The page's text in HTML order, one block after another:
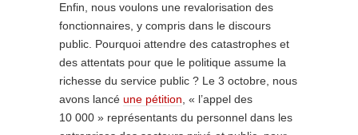
Enfin, nous voulons une revalorisation des
fonctionnaires, y compris dans le discours
public. Pourquoi attendre des catastrophes et
des attentats pour que le politique assume la
richesse du service public ? Le 3 octobre, nous
avons lancé une pétition , « l’appel des
10 000 » représentants du personnel dans les